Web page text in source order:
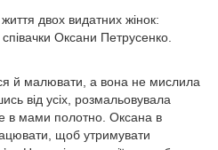
двох видатних жінок:
Оксани Петрусенко.
й малювати, а вона не мислила
від усіх, розмальовувала
в мами полотно. Оксана в
щоб утримувати